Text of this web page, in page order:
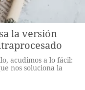
la versión
acudimos a lo fácil:
nos soluciona la